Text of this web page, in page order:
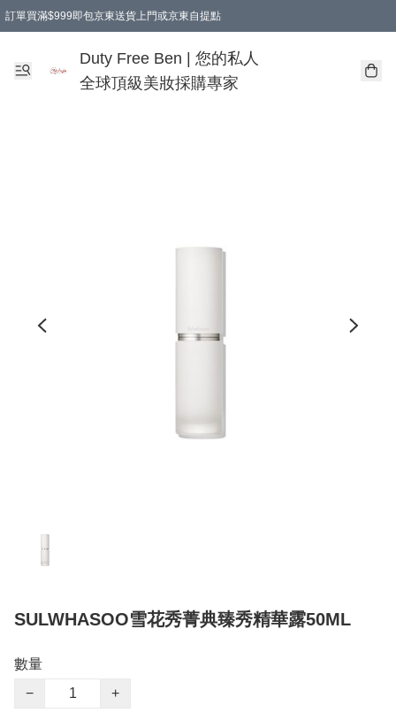
訂單買滿$999即包京東送貨上門或京東自提點
Duty Free Ben | 您的私人
全球頂級美妝採購專家
SULWHASOO雪花秀菁典臻秀精華露50ML
數量
−
+